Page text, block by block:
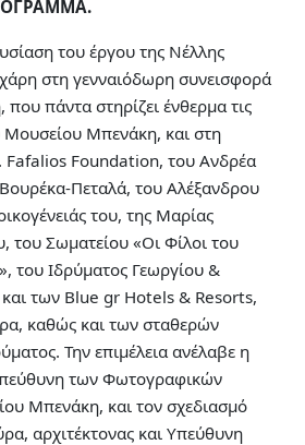
.
του έργου της Νέλλης
στη γενναιόδωρη συνεισφορά
πάντα στηρίζει ένθερμα τις
Μουσείου Μπενάκη, και στη
Fafalios Foundation, του Ανδρέα
Πεταλά, του Αλέξανδρου
του, της Μαρίας
του Σωματείου «Οι Φίλοι του
του Ιδρύματος Γεωργίου &
των Blue gr Hotels & Resorts,
καθώς και των σταθερών
Την επιμέλεια ανέλαβε η
των Φωτογραφικών
Μπενάκη, και τον σχεδιασμό
αρχιτέκτονας και Υπεύθυνη